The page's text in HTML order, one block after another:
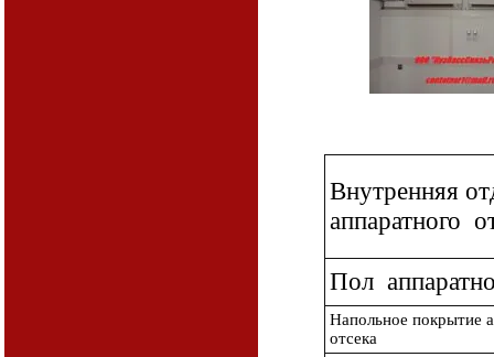
Внутренняя
аппаратного
Пол
Напольное покрытие
отсека